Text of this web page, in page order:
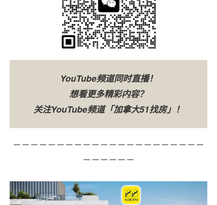
YouTube频道同时直播！
想看更多精彩内容？
关注YouTube频道「加拿大51找房」！
－－－－－－－－－－－－－－－－－－－－－－
－－－－－－